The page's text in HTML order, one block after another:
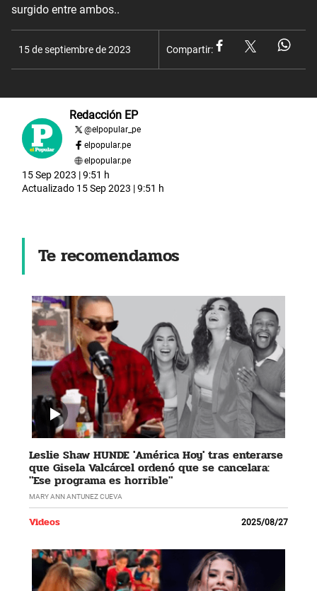
surgido entre ambos..
15 de septiembre de 2023 Compartir:
Redacción EP
@elpopular_pe
elpopular.pe
elpopular.pe
15 Sep 2023 | 9:51 h
Actualizado 15 Sep 2023 | 9:51 h
Te recomendamos
Leslie Shaw HUNDE 'América Hoy' tras enterarse
que Gisela Valcárcel ordenó que se cancelara:
"Ese programa es horrible"
MARY ANN ANTUNEZ CUEVA
Videos 2025/08/27